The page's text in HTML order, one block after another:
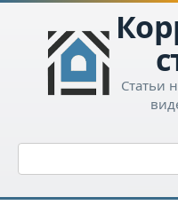
Перейти
контенту
Статьи
Поиск: